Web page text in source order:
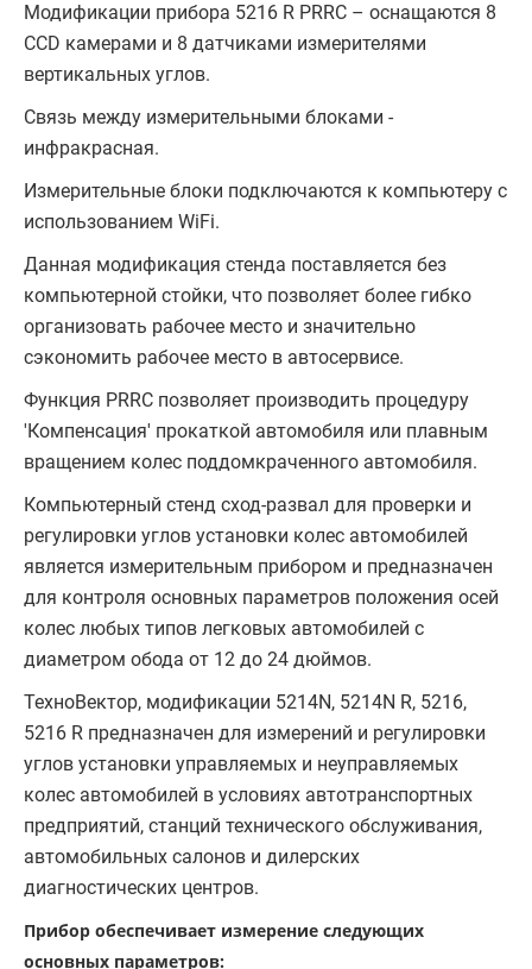
Модификации прибора 5216 R PRRC – оснащаются 8
CCD камерами и 8 датчиками измерителями
вертикальных углов.
Связь между измерительными блоками -
инфракрасная.
Измерительные блоки подключаются к компьютеру с
использованием WiFi.
Данная модификация стенда поставляется без
компьютерной стойки, что позволяет более гибко
организовать рабочее место и значительно
сэкономить рабочее место в автосервисе.
Функция PRRC позволяет производить процедуру
'Компенсация' прокаткой автомобиля или плавным
вращением колес поддомкраченного автомобиля.
Компьютерный стенд сход-развал для проверки и
регулировки углов установки колес автомобилей
является измерительным прибором и предназначен
для контроля основных параметров положения осей
колес любых типов легковых автомобилей с
диаметром обода от 12 до 24 дюймов.
ТехноВектор, модификации 5214N, 5214N R, 5216,
5216 R предназначен для измерений и регулировки
углов установки управляемых и неуправляемых
колес автомобилей в условиях автотранспортных
предприятий, станций технического обслуживания,
автомобильных салонов и дилерских
диагностических центров.
Прибор обеспечивает измерение следующих
основных параметров: